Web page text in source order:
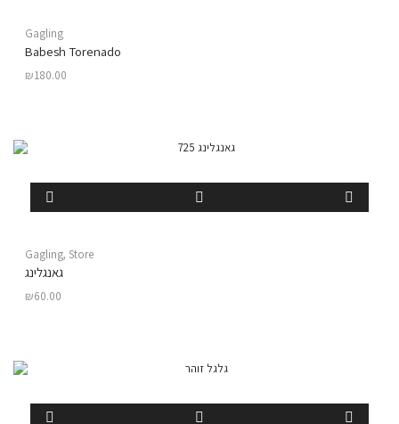
Gagling
Babesh Torenado
₪180.00
Gagling, Store
גאנגלינג
₪60.00